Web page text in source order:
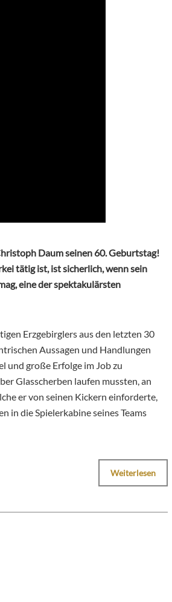
Daum seinen 60. Geburtstag!
tätig ist, ist sicherlich, wenn sein
eine der spektakulärsten
Erzgebirglers aus den letzten 30
Aussagen und Handlungen
und große Erfolge im Job zu
Glasscherben laufen mussten, an
er von seinen Kickern einforderte,
in die Spielerkabine seines Teams
Weiterlesen